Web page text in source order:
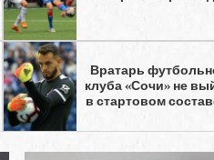
Вратарь
клуба «Сочи» не
в стартовом